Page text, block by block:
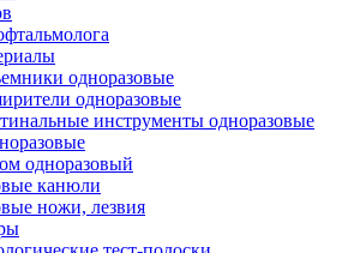
одноразовые
одноразовые
инструменты одноразовые
одноразовый
канюли
ножи, лезвия